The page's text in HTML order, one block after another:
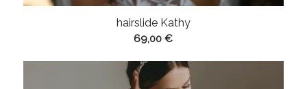
hairslide Kathy
69,00€